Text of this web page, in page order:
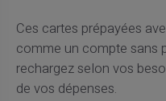
Ces cartes prépayées
comme un compte sans
rechargez selon vos
de vos dépenses.